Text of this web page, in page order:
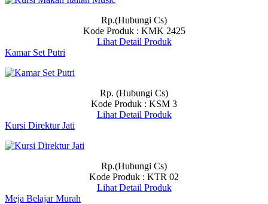
Rp.(Hubungi Cs)
Kode Produk : KMK 2425
Lihat Detail Produk
Kamar Set Putri
Rp. (Hubungi Cs)
Kode Produk : KSM 3
Lihat Detail Produk
Kursi Direktur Jati
Rp.(Hubungi Cs)
Kode Produk : KTR 02
Lihat Detail Produk
Meja Belajar Murah